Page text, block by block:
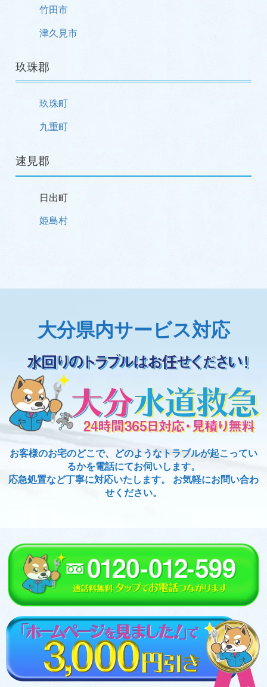
竹田市
津久見市
玖珠郡
玖珠町
九重町
速見郡
日出町
姫島村
大分県内サービス対応
お客様のお宅のどこで、どのようなトラブルが起こってい
るかを電話にてお伺いします。
応急処置など丁寧に対応いたします。 お気軽にお問い合わ
せください。